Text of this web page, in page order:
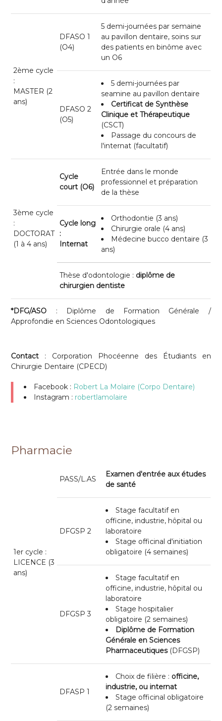
2ème cycle
:
MASTER (2
ans)
DFASO 1
(O4)
5 demi-journées par semaine
au pavillon dentaire, soins sur
des patients en binôme avec
un O6
DFASO 2
(O5)
5 demi-journées par
seamine au pavillon dentaire
Certificat de Synthèse
Clinique et Thérapeutique
(CSCT)
Passage du concours de
l'internat (facultatif)
3ème cycle
:
DOCTORAT
(1 à 4 ans)
Cycle
court (O6)
Entrée dans le monde
professionnel et préparation
de la thèse
Cycle long
:
Internat
Orthodontie (3 ans)
Chirurgie orale (4 ans)
Médecine bucco dentaire (3
ans)
Thèse d'odontologie : diplôme de
chirurgien dentiste
*DFG/ASO : Diplôme de Formation Générale /
Approfondie en Sciences Odontologiques
Contact : Corporation Phocéenne des Étudiants en
Chirurgie Dentaire (CPECD)
Facebook : Robert La Molaire (Corpo Dentaire)
Instagram : robertlamolaire
Pharmacie
1er cycle :
LICENCE (3
ans)
PASS/L.AS
Examen d'entrée aux études
de santé
DFGSP 2
Stage facultatif en
officine, industrie, hôpital ou
laboratoire
Stage officinal d'initiation
obligatoire (4 semaines)
DFGSP 3
Stage facultatif en
officine, industrie, hôpital ou
laboratoire
Stage hospitalier
obligatoire (2 semaines)
Diplôme de Formation
Générale en Sciences
Pharmaceutiques(DFGSP)
DFASP 1
Choix de filière : officine,
industrie, ou internat
Stage officinal obligatoire
(2 semaines)